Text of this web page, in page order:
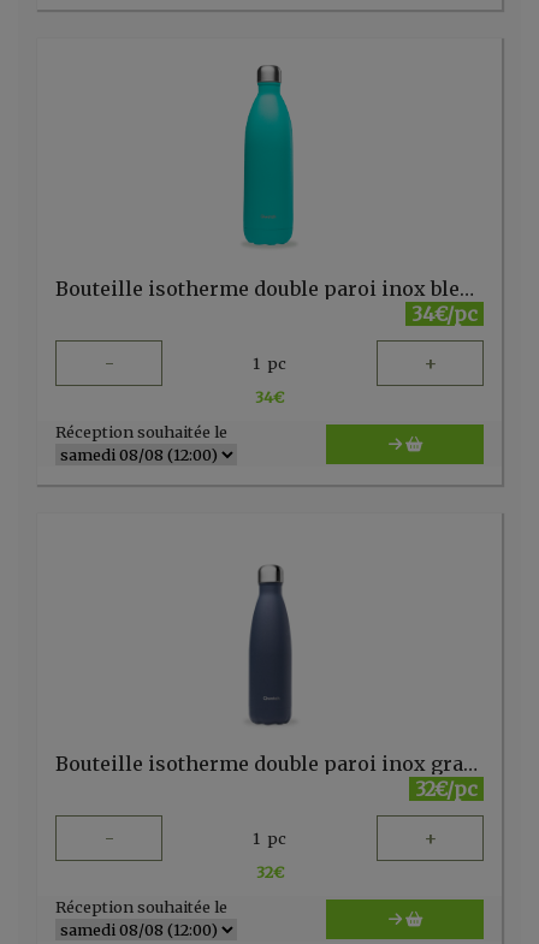
Bouteille isotherme double paroi inox bleu lagon 1l Qwetch
34€/pc
- 1 pc +
34€
Réception souhaitée le
Bouteille isotherme double paroi inox granit bleu nuit 1l Qwetch
32€/pc
- 1 pc +
32€
Réception souhaitée le